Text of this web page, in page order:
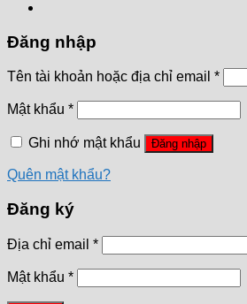
Đăng nhập
Tên tài khoản hoặc địa chỉ email *
Mật khẩu *
Ghi nhớ mật khẩu Đăng nhập
Quên mật khẩu?
Đăng ký
Địa chỉ email *
Mật khẩu *